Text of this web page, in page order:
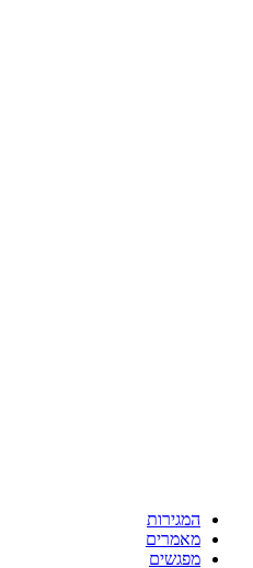
המגירות
מאמרים
מפגשים